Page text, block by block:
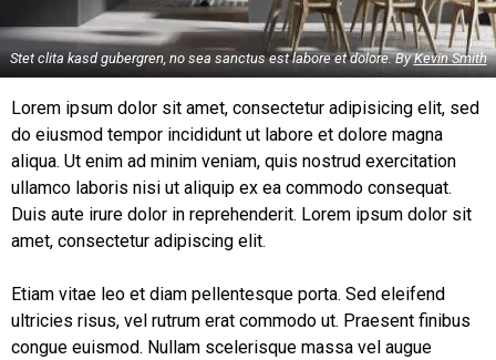
Stet clita kasd gubergren, no sea sanctus est labore et dolore. ByKevin Smith
Lorem ipsum dolor sit amet, consectetur adipisicing elit, sed
do eiusmod tempor incididunt ut labore et dolore magna
aliqua. Ut enim ad minim veniam, quis nostrud exercitation
ullamco laboris nisi ut aliquip ex ea commodo consequat.
Duis aute irure dolor in reprehenderit. Lorem ipsum dolor sit
amet, consectetur adipiscing elit.
Etiam vitae leo et diam pellentesque porta. Sed eleifend
ultricies risus, vel rutrum erat commodo ut. Praesent finibus
congue euismod. Nullam scelerisque massa vel augue